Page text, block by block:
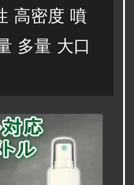
高密度 噴
多量 大口